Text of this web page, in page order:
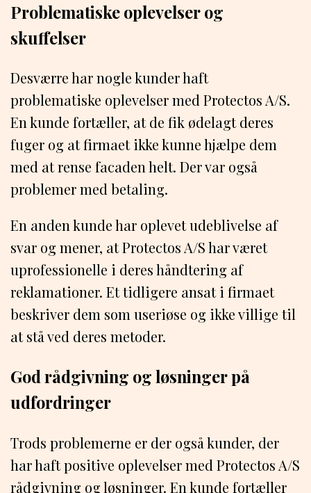
Problematiske oplevelser og
skuffelser
Desværre har nogle kunder haft
problematiske oplevelser med Protectos A/S.
En kunde fortæller, at de fik ødelagt deres
fuger og at firmaet ikke kunne hjælpe dem
med at rense facaden helt. Der var også
problemer med betaling.
En anden kunde har oplevet udeblivelse af
svar og mener, at Protectos A/S har været
uprofessionelle i deres håndtering af
reklamationer. Et tidligere ansat i firmaet
beskriver dem som useriøse og ikke villige til
at stå ved deres metoder.
God rådgivning og løsninger på
udfordringer
Trods problemerne er der også kunder, der
har haft positive oplevelser med Protectos A/S
rådgivning og løsninger. En kunde fortæller